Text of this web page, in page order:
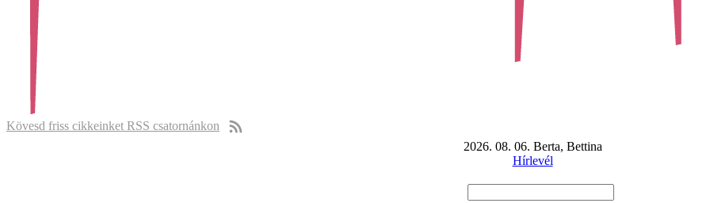
Kövesd friss cikkeinket RSS csatornánkon
2026. 08. 06. Berta, Bettina
Hírlevél